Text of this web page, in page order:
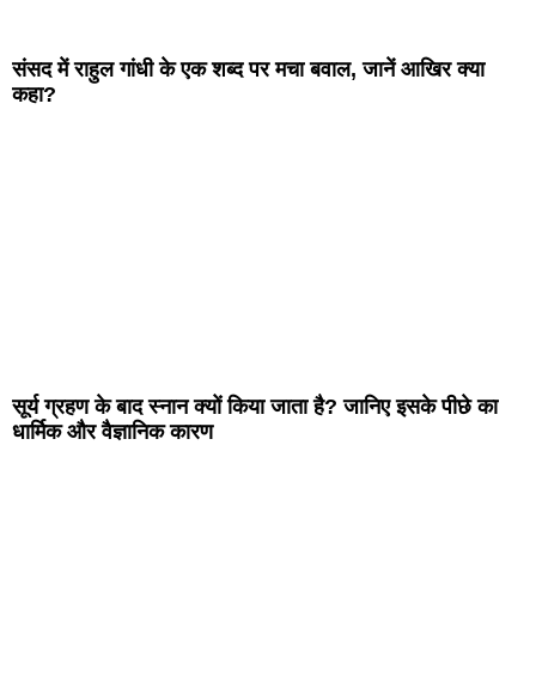
संसद में राहुल गांधी के एक शब्द पर मचा बवाल, जानें आखिर क्या
कहा?
सूर्य ग्रहण के बाद स्नान क्यों किया जाता है? जानिए इसके पीछे का
धार्मिक और वैज्ञानिक कारण